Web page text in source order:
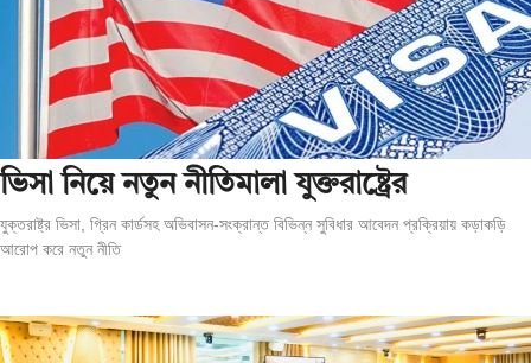
ভিসা নিয়ে নতুন নীতিমালা যুক্তরাষ্ট্রের
যুক্তরাষ্ট্র ভিসা, গ্রিন কার্ডসহ অভিবাসন-সংক্রান্ত বিভিন্ন সুবিধার আবেদন প্রক্রিয়ায় কড়াকড়ি
আরোপ করে নতুন নীতি